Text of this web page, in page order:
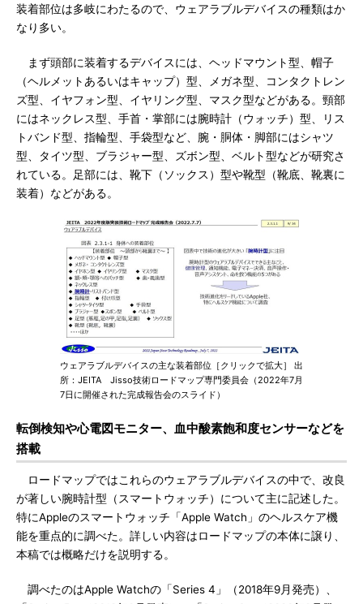
装着部位は多岐にわたるので、ウェアラブルデバイスの種類はか
なり多い。
まず頭部に装着するデバイスには、ヘッドマウント型、帽子
（ヘルメットあるいはキャップ）型、メガネ型、コンタクトレン
ズ型、イヤフォン型、イヤリング型、マスク型などがある。頸部
にはネックレス型、手首・掌部には腕時計（ウォッチ）型、リス
トバンド型、指輪型、手袋型など、腕・胴体・脚部にはシャツ
型、タイツ型、ブラジャー型、ズボン型、ベルト型などが研究さ
れている。足部には、靴下（ソックス）型や靴型（靴底、靴裏に
装着）などがある。
ウェアラブルデバイスの主な装着部位［クリックで拡大］ 出
所：JEITA Jisso技術ロードマップ専門委員会（2022年7月
7日に開催された完成報告会のスライド）
転倒検知や心電図モニター、血中酸素飽和度センサーなどを
搭載
ロードマップではこれらのウェアラブルデバイスの中で、改良
が著しい腕時計型（スマートウォッチ）について主に記述した。
特にAppleのスマートウォッチ「Apple Watch」のヘルスケア機
能を重点的に調べた。詳しい内容はロードマップの本体に譲り、
本稿では概略だけを説明する。
調べたのはApple Watchの「Series 4」（2018年9月発売）、